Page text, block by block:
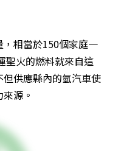
相當於150個家庭一
聖火的燃料就來自這
供應縣內的氫汽車使
源。